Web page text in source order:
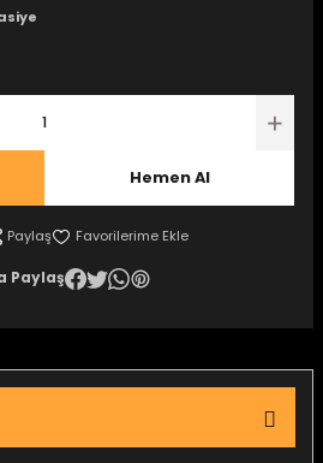
Hemen Al
Paylaş
Paylaş